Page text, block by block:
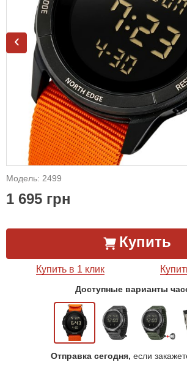
‹
Модель: 2499
1 695 грн
Купить
Купить в 1 клик
Доступные варианты
Отправка сегодня, если